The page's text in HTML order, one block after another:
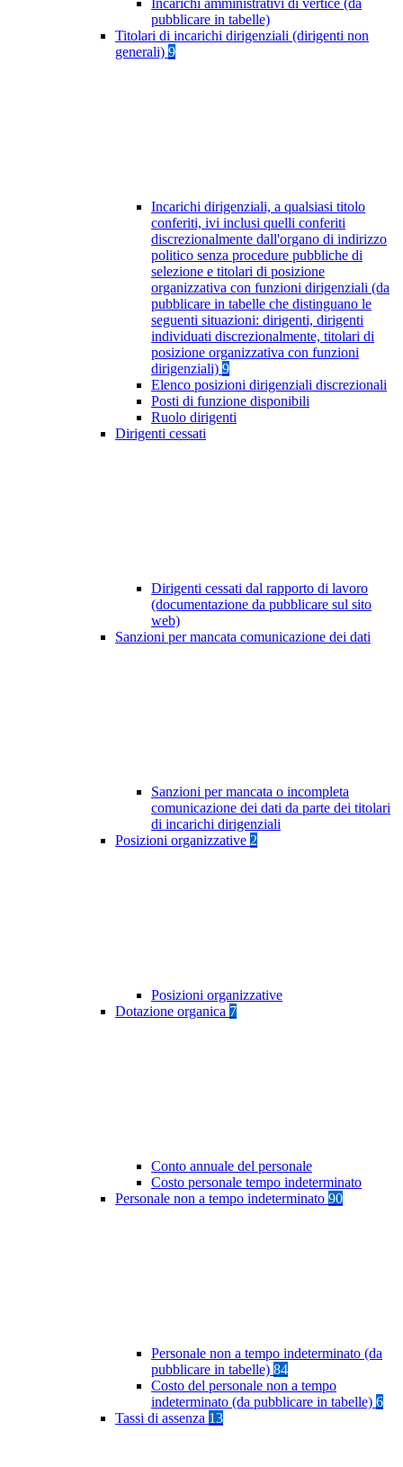
Incarichi amministrativi di vertice (da
pubblicare in tabelle)
Titolari di incarichi dirigenziali (dirigenti non
generali) 9
Incarichi dirigenziali, a qualsiasi titolo
conferiti, ivi inclusi quelli conferiti
discrezionalmente dall'organo di indirizzo
politico senza procedure pubbliche di
selezione e titolari di posizione
organizzativa con funzioni dirigenziali (da
pubblicare in tabelle che distinguano le
seguenti situazioni: dirigenti, dirigenti
individuati discrezionalmente, titolari di
posizione organizzativa con funzioni
dirigenziali) 9
Elenco posizioni dirigenziali discrezionali
Posti di funzione disponibili
Ruolo dirigenti
Dirigenti cessati
Dirigenti cessati dal rapporto di lavoro
(documentazione da pubblicare sul sito
web)
Sanzioni per mancata comunicazione dei dati
Sanzioni per mancata o incompleta
comunicazione dei dati da parte dei titolari
di incarichi dirigenziali
Posizioni organizzative 2
Posizioni organizzative
Dotazione organica 7
Conto annuale del personale
Costo personale tempo indeterminato
Personale non a tempo indeterminato 90
Personale non a tempo indeterminato (da
pubblicare in tabelle) 84
Costo del personale non a tempo
indeterminato (da pubblicare in tabelle) 6
Tassi di assenza 13